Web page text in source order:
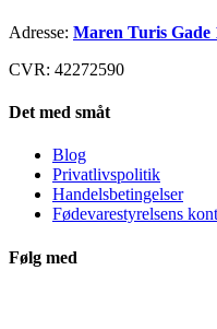
Adresse: Maren Turis Gade
CVR: 42272590
Det med småt
Blog
Privatlivspolitik
Handelsbetingelser
Fødevarestyrelsens
Følg med